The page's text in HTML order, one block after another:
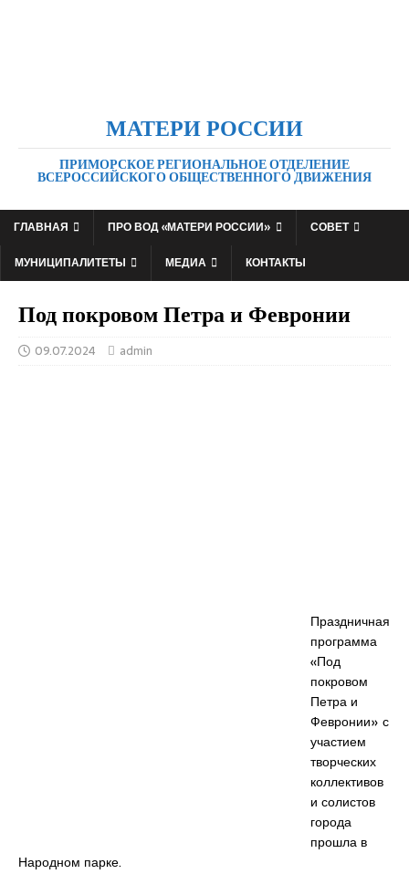
МАТЕРИ РОССИИ
ПРИМОРСКОЕ РЕГИОНАЛЬНОЕ ОТДЕЛЕНИЕ
ВСЕРОССИЙСКОГО ОБЩЕСТВЕННОГО ДВИЖЕНИЯ
ГЛАВНАЯ ПРО ВОД «МАТЕРИ РОССИИ»
СОВЕТ
МУНИЦИПАЛИТЕТЫ
МЕДИА КОНТАКТЫ
Под покровом Петра и Февронии
09.07.2024 admin
Праздничная
программа
«Под
покровом
Петра и
Февронии» с
участием
творческих
коллективов
и солистов
города
прошла в
Народном парке.